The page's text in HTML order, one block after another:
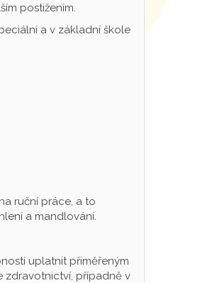
postižením.
a v základní škole
ruční práce, a to
a mandlování.
uplatnit přiměřeným
zdravotnictví, případně v